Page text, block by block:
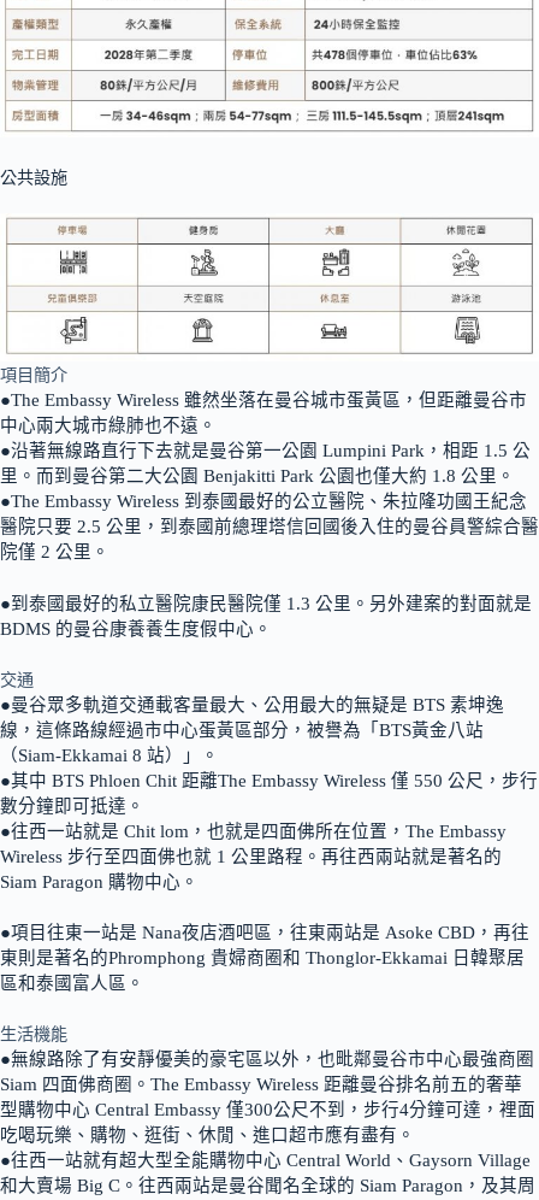
公共設施
項目簡介
●The Embassy Wireless 雖然坐落在曼谷城市蛋黃區，但距離曼谷市
中心兩大城市綠肺也不遠。
●沿著無線路直行下去就是曼谷第一公園 Lumpini Park，相距 1.5 公
里。而到曼谷第二大公園 Benjakitti Park 公園也僅大約 1.8 公里。
●The Embassy Wireless 到泰國最好的公立醫院、朱拉隆功國王紀念
醫院只要 2.5 公里，到泰國前總理塔信回國後入住的曼谷員警綜合醫
院僅 2 公里。
●到泰國最好的私立醫院康民醫院僅 1.3 公里。另外建案的對面就是
BDMS 的曼谷康養養生度假中心。
交通
●曼谷眾多軌道交通載客量最大、公用最大的無疑是 BTS 素坤逸
線，這條路線經過市中心蛋黃區部分，被譽為「BTS黃金八站
（Siam-Ekkamai 8 站）」。
●其中 BTS Phloen Chit 距離The Embassy Wireless 僅 550 公尺，步行
數分鐘即可抵達。
●往西一站就是 Chit lom，也就是四面佛所在位置，The Embassy
Wireless 步行至四面佛也就 1 公里路程。再往西兩站就是著名的
Siam Paragon 購物中心。
●項目往東一站是 Nana夜店酒吧區，往東兩站是 Asoke CBD，再往
東則是著名的Phromphong 貴婦商圈和 Thonglor-Ekkamai 日韓聚居
區和泰國富人區。
生活機能
●無線路除了有安靜優美的豪宅區以外，也毗鄰曼谷市中心最強商圈
Siam 四面佛商圈。The Embassy Wireless 距離曼谷排名前五的奢華
型購物中心 Central Embassy 僅300公尺不到，步行4分鐘可達，裡面
吃喝玩樂、購物、逛街、休閒、進口超市應有盡有。
●往西一站就有超大型全能購物中心 Central World、Gaysorn Village
和大賣場 Big C。往西兩站是曼谷聞名全球的 Siam Paragon，及其周